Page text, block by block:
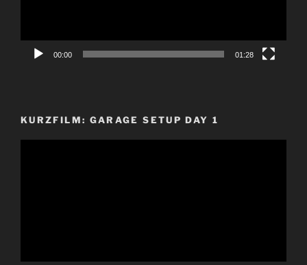
00:00 01:28
KURZFILM: GARAGE SETUP DAY 1